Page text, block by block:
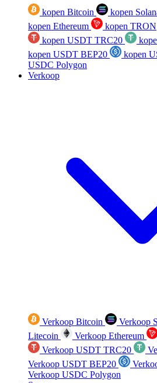
kopen Bitcoin kopen
kopen Ethereum
kopen TRON
kopen USDT TRC20
kopen USDT BEP20
kopen
USDC Polygon
Verkoop
Verkoop Bitcoin Verkoop
Litecoin
Verkoop Ethereum
Verkoop USDT TRC20
Verkoop USDT BEP20
Verkoop USDC Polygon